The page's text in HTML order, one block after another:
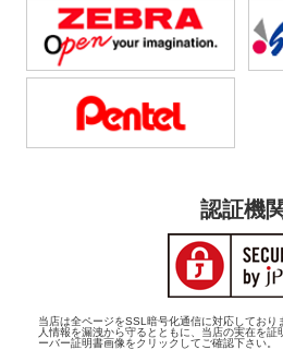
認証機
当店は全ページをSSL暗号化通信に対応しており
人情報を漏洩から守るとともに、当店の実在を
ーバー証明書画像をクリックしてご確認下さい。